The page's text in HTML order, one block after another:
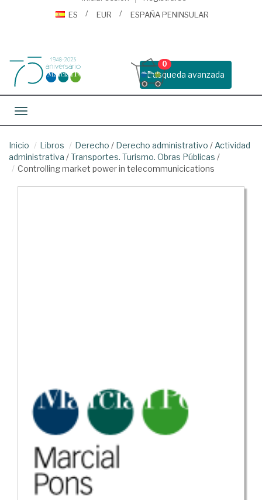
ES
EUR ESPAÑA PENINSULAR
Busqueda avanzada
0
Toggle navigation
Inicio Libros Derecho / Derecho administrativo / Actividad
administrativa /Transportes. Turismo. Obras Públicas /
Controlling market power in telecommunicications